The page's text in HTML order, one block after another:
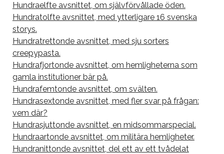
Hundraelfte avsnittet, om självförvållade öden.
Hundratolfte avsnittet, med ytterligare 16 svenska
storys.
Hundratrettonde avsnittet, med sju sorters
creepypasta.
Hundrafjortonde avsnittet, om hemligheterna som
gamla institutioner bär på.
Hundrafemtonde avsnittet, om svälten.
Hundrasextonde avsnittet, med fler svar på frågan:
vem där?
Hundrasjuttonde avsnittet, en midsommarspecial.
Hundraartonde avsnittet, om militära hemligheter.
Hundranittonde avsnittet, del ett av ett tvådelat